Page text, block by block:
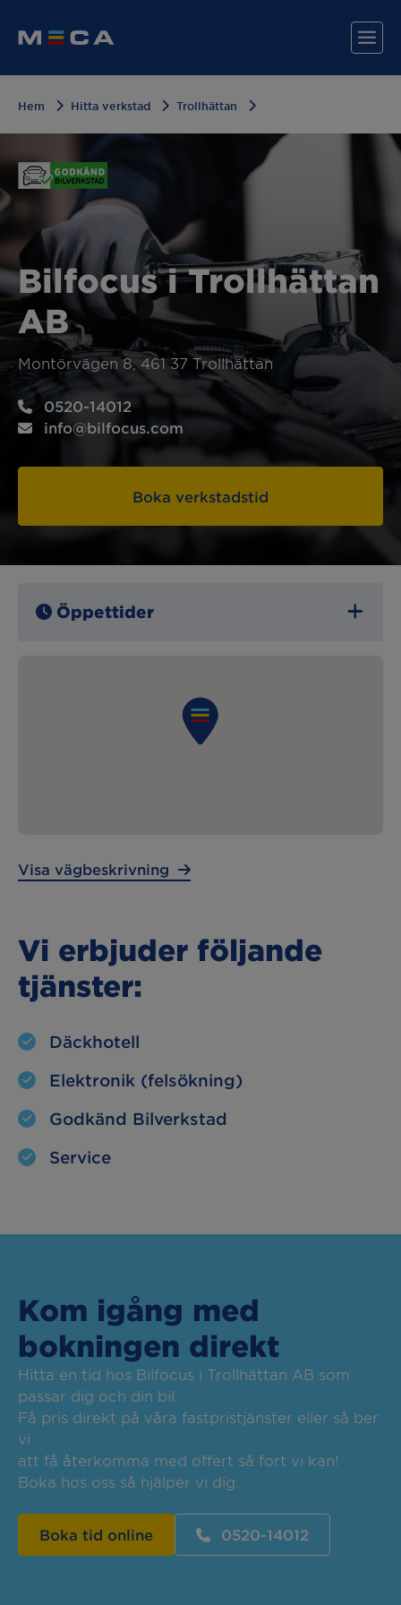
Hitta din verkstad
Våra tjänster
Varför MECA?
Hem Hitta verkstad Trollhättan
Bilfocus i Trollhättan
AB
Montörvägen 8, 461 37 Trollhättan
0520-14012
info@bilfocus.com
Boka verkstadstid
Öppettider
07:00 – 16:00
07:00 – 16:00
07:00 – 12:00
Visa vägbeskrivning
Vi erbjuder följande
tjänster:
Däckhotell
Elektronik (felsökning)
Godkänd Bilverkstad
Service
Kom igång med
bokningen direkt
Hitta en tid hos Bilfocus i Trollhättan AB som
passar dig och din bil.
Få pris direkt på våra fastpristjänster eller så ber
vi
att få återkomma med offert så fort vi kan!
Boka hos oss så hjälper vi dig.
Boka tid online 0520-14012